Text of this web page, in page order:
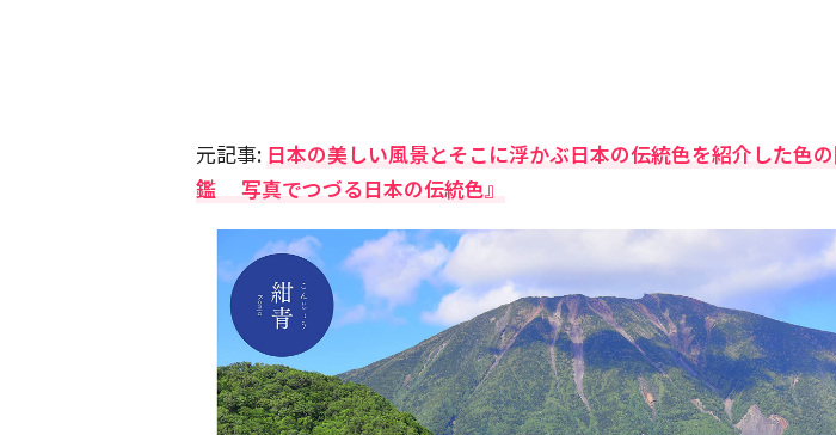
元記事: 日本の美しい風景とそこに浮かぶ日本の伝統色を紹介した色
鑑 写真でつづる日本の伝統色』